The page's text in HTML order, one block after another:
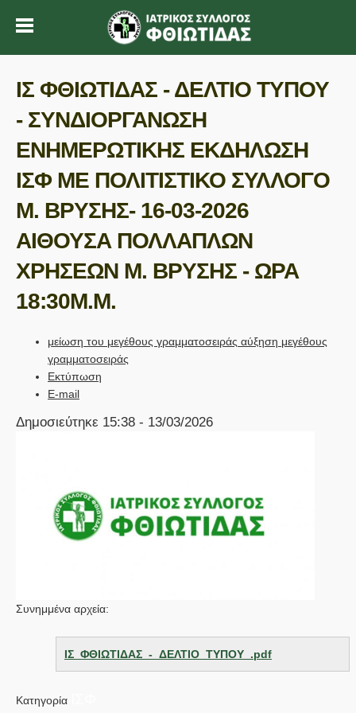
ΙΣ ΦΘΙΩΤΙΔΑΣ - ΔΕΛΤΙΟ ΤΥΠΟΥ
- ΣΥΝΔΙΟΡΓΑΝΩΣΗ
ΕΝΗΜΕΡΩΤΙΚΗΣ ΕΚΔΗΛΩΣΗ
ΙΣΦ ΜΕ ΠΟΛΙΤΙΣΤΙΚΟ ΣΥΛΛΟΓΟ
Μ. ΒΡΥΣΗΣ- 16-03-2026
ΑΙΘΟΥΣΑ ΠΟΛΛΑΠΛΩΝ
ΧΡΗΣΕΩΝ Μ. ΒΡΥΣΗΣ - ΩΡΑ
18:30Μ.Μ.
μείωση του μεγέθους γραμματοσειράς αύξηση μεγέθους
γραμματοσειράς
Εκτύπωση
E-mail
Δημοσιεύτηκε 15:38 - 13/03/2026
Συνημμένα αρχεία:
ΙΣ_ΦΘΙΩΤΙΔΑΣ_-_ΔΕΛΤΙΟ_ΤΥΠΟΥ_.pdf
Κατηγορία